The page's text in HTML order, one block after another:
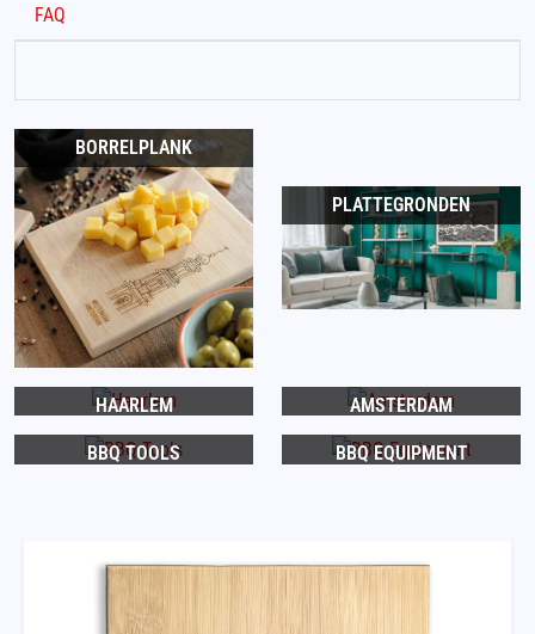
FAQ
BORRELPLANK
PLATTEGRONDEN
HAARLEM AMSTERDAM
BBQ TOOLS BBQ EQUIPMENT